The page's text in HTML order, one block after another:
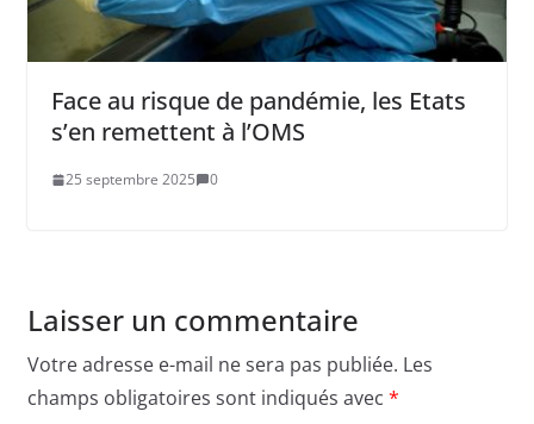
Face au risque de pandémie, les Etats
s’en remettent à l’OMS
25 septembre 2025 0
Laisser un commentaire
Votre adresse e-mail ne sera pas publiée. Les
champs obligatoires sont indiqués avec *